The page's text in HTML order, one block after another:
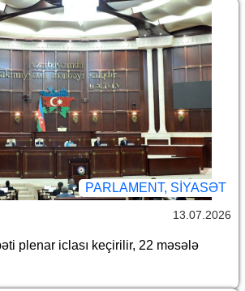
PARLAMENT, SİYASƏT
13.07.2026
plenar iclası keçirilir, 22 məsələ